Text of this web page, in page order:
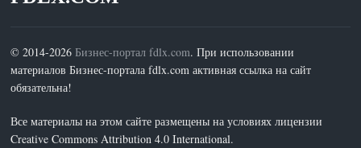
© 2014-2026Бизнес-портал fdlx.com. При использовании
материалов Бизнес-портала fdlx.com активная ссылка на сайт
обязательна!
Все материалы на этом сайте размещены на условиях лицензии
Creative Commons Attribution 4.0 International.